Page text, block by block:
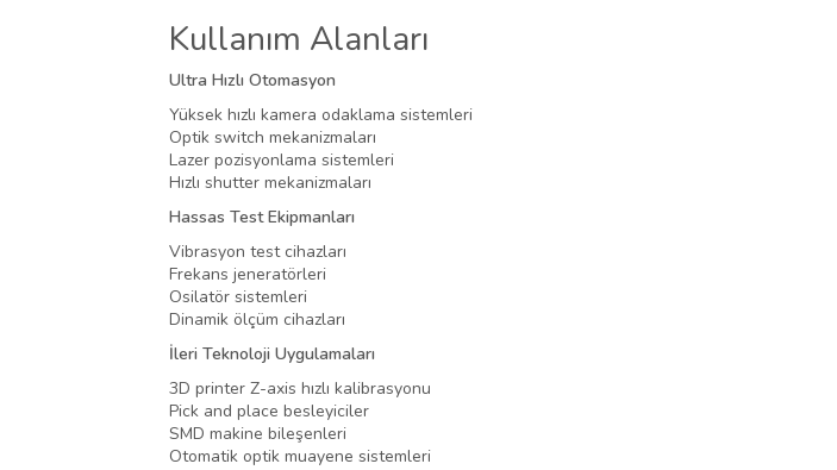
Kullanım Alanları
Ultra Hızlı Otomasyon
Yüksek hızlı kamera odaklama sistemleri
Optik switch mekanizmaları
Lazer pozisyonlama sistemleri
Hızlı shutter mekanizmaları
Hassas Test Ekipmanları
Vibrasyon test cihazları
Frekans jeneratörleri
Osilatör sistemleri
Dinamik ölçüm cihazları
İleri Teknoloji Uygulamaları
3D printer Z-axis hızlı kalibrasyonu
Pick and place besleyiciler
SMD makine bileşenleri
Otomatik optik muayene sistemleri